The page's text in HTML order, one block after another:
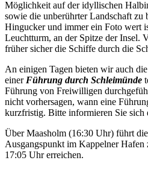
Möglichkeit auf der idyllischen
sowie die unberührter Landschaft zu
Hingucker und immer ein Foto wert
Leuchtturm, an der Spitze der Insel.
früher sicher die Schiffe durch die
An einigen Tagen bieten wir auch
einer Führung durch Schleimünde
Führung von Freiwilligen
nicht vorhersagen, wann eine
kurzfristig. Bitte informieren Sie sich
Über Maasholm (16:30 Uhr) führt
Ausgangspunkt im Kappelner
17:05 Uhr erreichen.